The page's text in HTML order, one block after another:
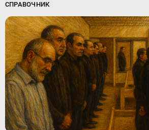
СПРАВОЧНИК